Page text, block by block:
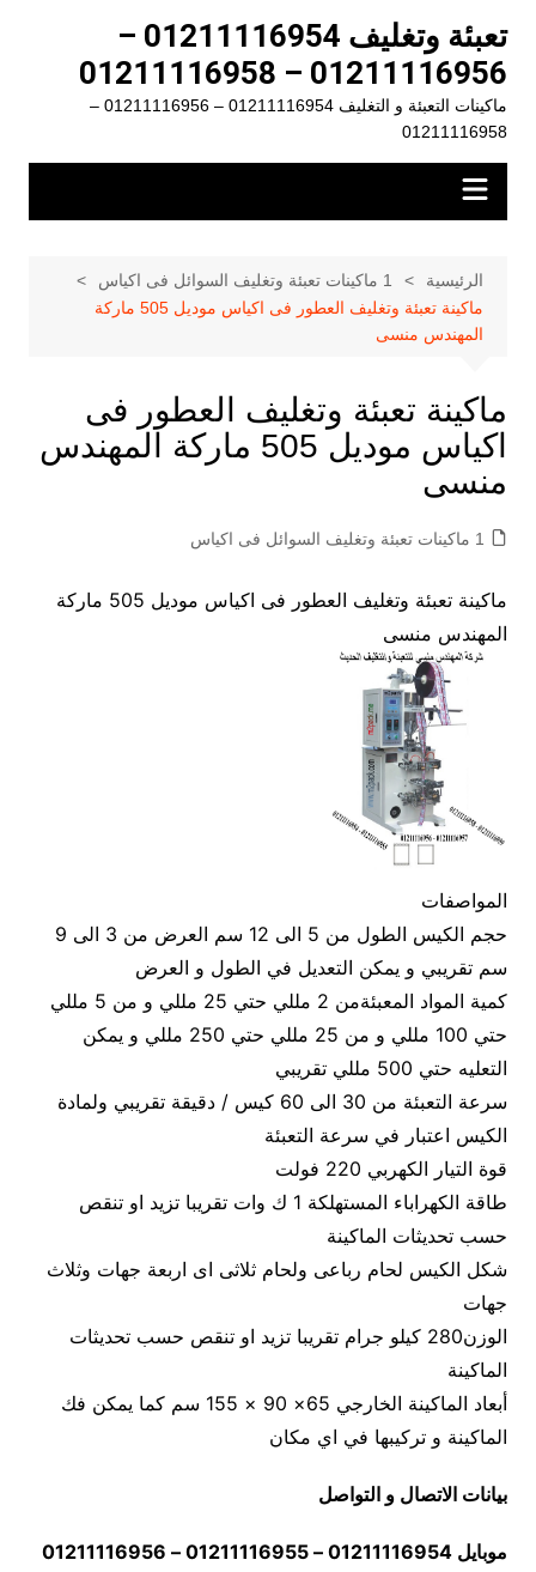
المحتوى
تعبئة وتغليف 01211116954 –
01211116956 – 01211116958
ماكينات التعبئة و التغليف 01211116954 – 01211116956 –
01211116958
الرئيسية
1 ماكينات تعبئة وتغليف السوائل فى اكياس
ماكينة تعبئة وتغليف العطور فى اكياس موديل 505 ماركة
المهندس منسى
ماكينة تعبئة وتغليف العطور فى
اكياس موديل 505 ماركة المهندس
منسى
1 ماكينات تعبئة وتغليف السوائل فى اكياس
ماكينة تعبئة وتغليف العطور فى اكياس موديل 505 ماركة
المهندس منسى
المواصفات
حجم الكيس الطول من 5 الى 12 سم العرض من 3 الى 9
سم تقريبي و يمكن التعديل في الطول و العرض
كمية المواد المعبئةمن 2 مللي حتي 25 مللي و من 5 مللي
حتي 100 مللي و من 25 مللي حتي 250 مللي و يمكن
التعليه حتي 500 مللي تقريبي
سرعة التعبئة من 30 الى 60 كيس / دقيقة تقريبي ولمادة
الكيس اعتبار في سرعة التعبئة
قوة التيار الكهربي 220 فولت
طاقة الكهراباء المستهلكة 1 ك وات تقريبا تزيد او تنقص
حسب تحديثات الماكينة
شكل الكيس لحام رباعى ولحام ثلاثى اى اربعة جهات وثلاث
جهات
الوزن280 كيلو جرام تقريبا تزيد او تنقص حسب تحديثات
الماكينة
أبعاد الماكينة الخارجي 65× 90 × 155 سم كما يمكن فك
الماكينة و تركيبها في اي مكان
بيانات الاتصال و التواصل
موبايل 01211116954 – 01211116955 – 01211116956